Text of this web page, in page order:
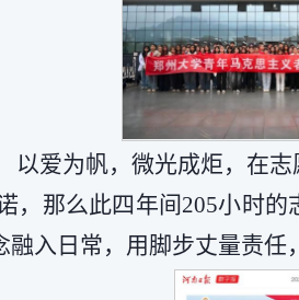
以爱为帆，微光成炬，在
，那么此四年间205小时
入日常，用脚步丈量责任